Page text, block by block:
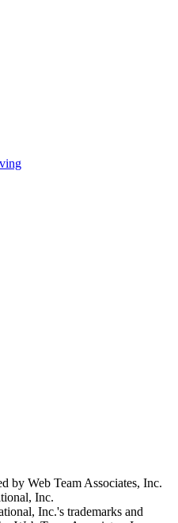
by Web Team Associates, Inc.
Inc.
Inc.'s trademarks and